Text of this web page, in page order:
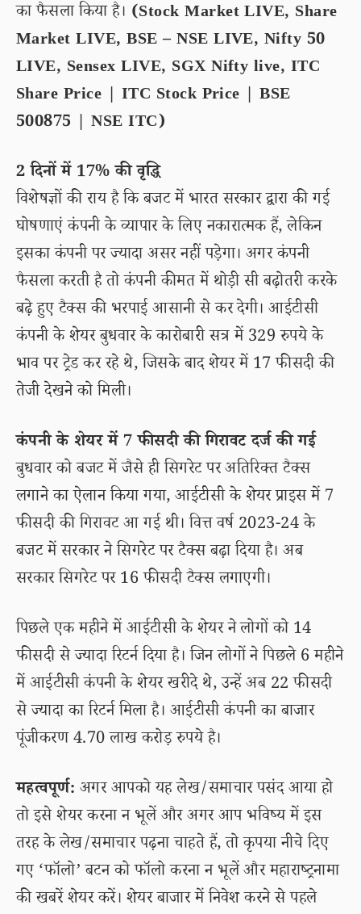
का फैसला किया है। (Stock Market LIVE, Share
Market LIVE, BSE – NSE LIVE, Nifty 50
LIVE, Sensex LIVE, SGX Nifty live, ITC
Share Price | ITC Stock Price | BSE
500875 | NSE ITC)
2 दिनों में 17% की वृद्धि
विशेषज्ञों की राय है कि बजट में भारत सरकार द्वारा की गई
घोषणाएं कंपनी के व्यापार के लिए नकारात्मक हैं, लेकिन
इसका कंपनी पर ज्यादा असर नहीं पड़ेगा। अगर कंपनी
फैसला करती है तो कंपनी कीमत में थोड़ी सी बढ़ोतरी करके
बढ़े हुए टैक्स की भरपाई आसानी से कर देगी। आईटीसी
कंपनी के शेयर बुधवार के कारोबारी सत्र में 329 रुपये के
भाव पर ट्रेड कर रहे थे, जिसके बाद शेयर में 17 फीसदी की
तेजी देखने को मिली।
कंपनी के शेयर में 7 फीसदी की गिरावट दर्ज की गई
बुधवार को बजट में जैसे ही सिगरेट पर अतिरिक्त टैक्स
लगाने का ऐलान किया गया, आईटीसी के शेयर प्राइस में 7
फीसदी की गिरावट आ गई थी। वित्त वर्ष 2023-24 के
बजट में सरकार ने सिगरेट पर टैक्स बढ़ा दिया है। अब
सरकार सिगरेट पर 16 फीसदी टैक्स लगाएगी।
पिछले एक महीने में आईटीसी के शेयर ने लोगों को 14
फीसदी से ज्यादा रिटर्न दिया है। जिन लोगों ने पिछले 6 महीने
में आईटीसी कंपनी के शेयर खरीदे थे, उन्हें अब 22 फीसदी
से ज्यादा का रिटर्न मिला है। आईटीसी कंपनी का बाजार
पूंजीकरण 4.70 लाख करोड़ रुपये है।
महत्वपूर्ण: अगर आपको यह लेख/समाचार पसंद आया हो
तो इसे शेयर करना न भूलें और अगर आप भविष्य में इस
तरह के लेख/समाचार पढ़ना चाहते हैं, तो कृपया नीचे दिए
गए ‘फॉलो’ बटन को फॉलो करना न भूलें और महाराष्ट्रनामा
की खबरें शेयर करें। शेयर बाजार में निवेश करने से पहले